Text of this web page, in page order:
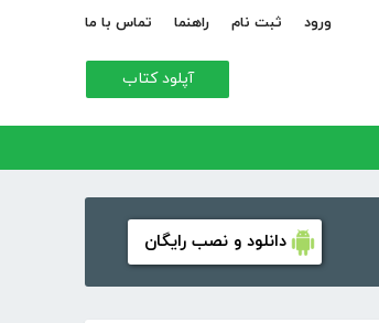
ورود ثبت نام راهنما تماس با ما
آپلود کتاب
دانلود و نصب رایگان